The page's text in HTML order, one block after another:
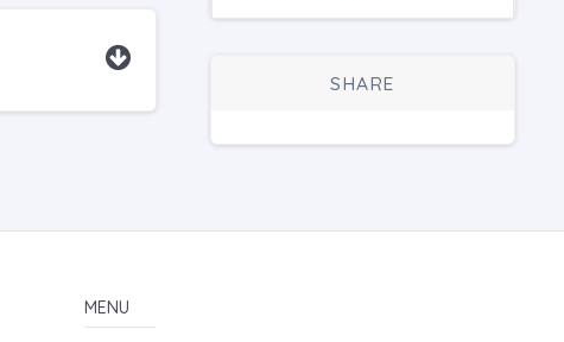
SHARE
MENU